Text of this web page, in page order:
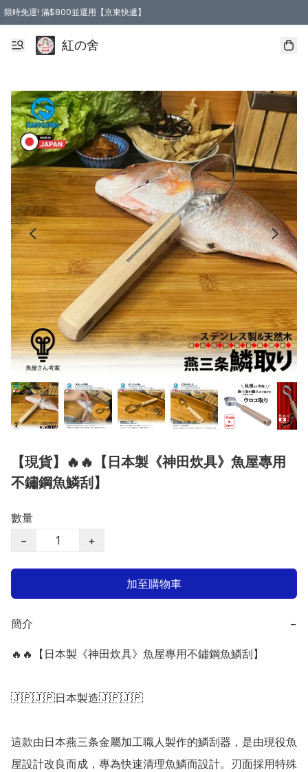
限時免運! 滿$800並選用【京東快遞】
紅の舍
【現貨】🔥🔥【日本製《神田炊具》魚屋專用
不鏽鋼魚鱗刮】
數量
−
+
加至購物車
簡介 −
🔥🔥【日本製《神田炊具》魚屋專用不鏽鋼魚鱗刮】
🇯🇵🇯🇵日本製造🇯🇵🇯🇵
這款由日本燕三条金屬加工職人製作的鱗刮器，是由現役魚
屋設計改良而成，專為快速清理魚鱗而設計。刃面採用特殊